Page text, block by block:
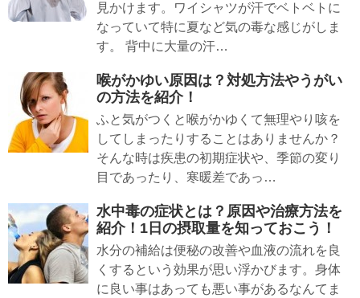
見かけます。ワイシャツが汗でベトベトに
なっていて特に夏など気の毒な感じがしま
す。 背中に大量の汗…
喉がかゆい原因は？対処方法やうがい
の方法を紹介！
ふと気がつくと喉がかゆくて無理やり咳を
してしまったりすることはありませんか？
そんな時は疾患の初期症状や、季節の変り
目であったり、寒暖差であっ…
水中毒の症状とは？原因や治療方法を
紹介！1日の摂取量を知っておこう！
水分の補給は便秘の改善や血液の流れを良
くするという効果が思い浮かびます。身体
に良い事はあっても悪い事があるなんてま